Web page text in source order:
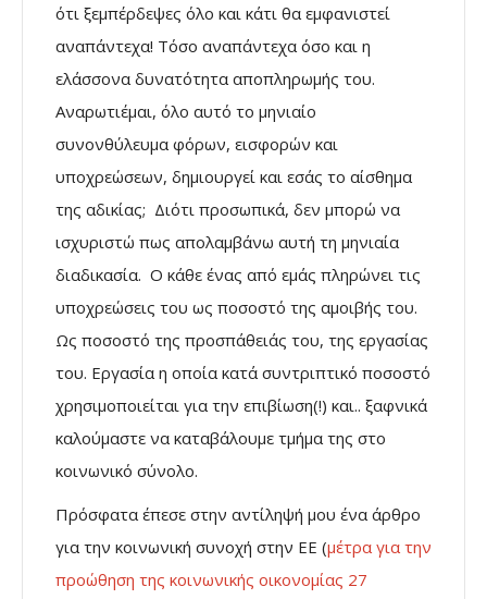
ότι ξεμπέρδεψες όλο και κάτι θα εμφανιστεί
αναπάντεχα! Τόσο αναπάντεχα όσο και η
ελάσσονα δυνατότητα αποπληρωμής του.
Αναρωτιέμαι, όλο αυτό το μηνιαίο
συνονθύλευμα φόρων, εισφορών και
υποχρεώσεων, δημιουργεί και εσάς το αίσθημα
της αδικίας; Διότι προσωπικά, δεν μπορώ να
ισχυριστώ πως απολαμβάνω αυτή τη μηνιαία
διαδικασία. Ο κάθε ένας από εμάς πληρώνει τις
υποχρεώσεις του ως ποσοστό της αμοιβής του.
Ως ποσοστό της προσπάθειάς του, της εργασίας
του. Εργασία η οποία κατά συντριπτικό ποσοστό
χρησιμοποιείται για την επιβίωση(!) και.. ξαφνικά
καλούμαστε να καταβάλουμε τμήμα της στο
κοινωνικό σύνολο.
Πρόσφατα έπεσε στην αντίληψή μου ένα άρθρο
για την κοινωνική συνοχή στην ΕΕ (μέτρα για την
προώθηση της κοινωνικής οικονομίας 27